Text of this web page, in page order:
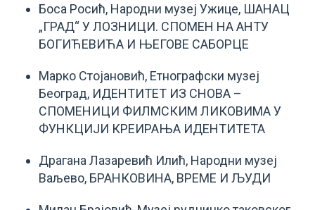
Боса Росић, Народни музеј Ужице, ШАНАЦ
„ГРАД“ У ЛОЗНИЦИ. СПОМЕН НА АНТУ
БОГИЋЕВИЋА И ЊЕГОВЕ САБОРЦЕ
Марко Стојановић, Етнографски музеј
Београд, ИДЕНТИТЕТ ИЗ СНОВА –
СПОМЕНИЦИ ФИЛМСКИМ ЛИКОВИМА У
ФУНКЦИЈИ КРЕИРАЊА ИДЕНТИТЕТА
Драгана Лазаревић Илић, Народни музеј
Ваљево, БРАНКОВИНА, ВРЕМЕ И ЉУДИ